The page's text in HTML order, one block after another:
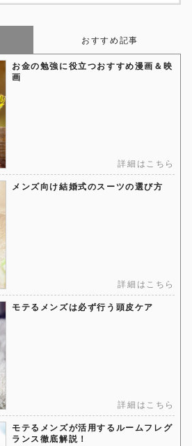
おすすめ記事
お金の勉強に役立つおすすめ漫画＆映
画
詳細はこちら
メンズ向け結婚式のスーツの選び方
詳細はこちら
モテるメンズは必ず行う頭皮ケア
詳細はこちら
モテるメンズが活用するルームフレグ
ランス徹底解説！